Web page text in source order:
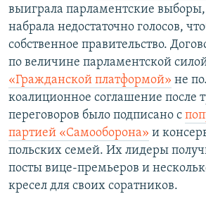
выиграла парламентские
набрала недостаточно голосов,
собственное правительство.
по величине парламентской
«Гражданской платформой» не
коалиционное соглашение после
переговоров было подписано с
партией «Самооборона» и
польских семей. Их лидеры
посты вице-премьеров и
кресел для своих соратников.